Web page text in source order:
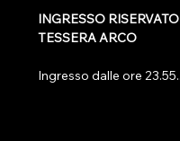
INGRESSO
TESSERA ARCO
Ingresso dalle ore